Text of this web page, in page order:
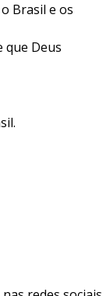
Brasil e os
que Deus